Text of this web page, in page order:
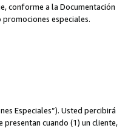
conforme a la Documentación
especiales.
Especiales”). Usted percibirá
presentan cuando (1) un cliente,